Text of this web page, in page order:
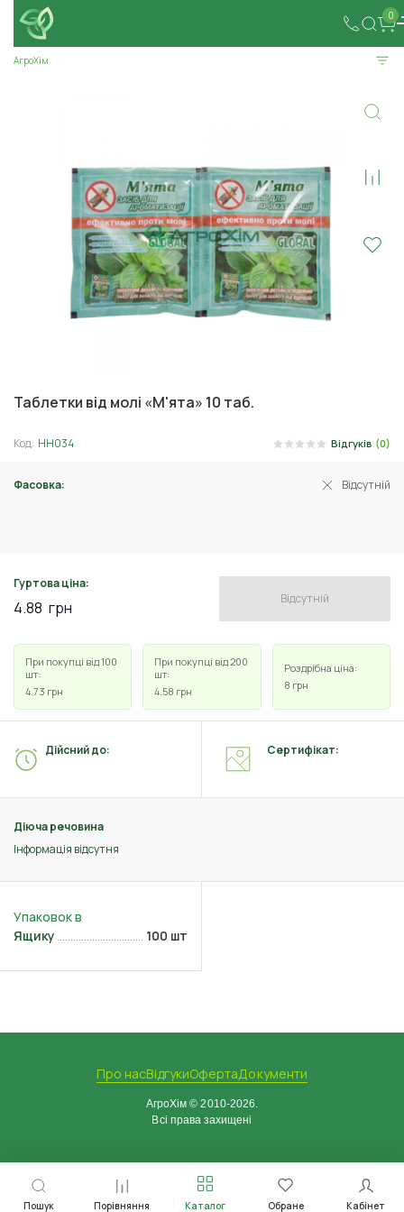
0
Пошук Порівняння Каталог Обране Кабінет
АгроХім
Таблетки від молі «М'ята» 10 таб.
Код: НН034 Відгуків (0)
Фасовка: Відсутній
Гуртова ціна:
4.88 грн Відсутній
При покупці від 100
шт:
4.73 грн
При покупці від 200
шт:
4.58 грн
Роздрібна ціна:
8 грн
Діюча речовина
Інформація відсутня
Дійсний до: Сертифікат:
Ящику 100 шт
Про насВідгукиОфертаДокументи
АгроХім © 2010-2026.
Всі права захищені